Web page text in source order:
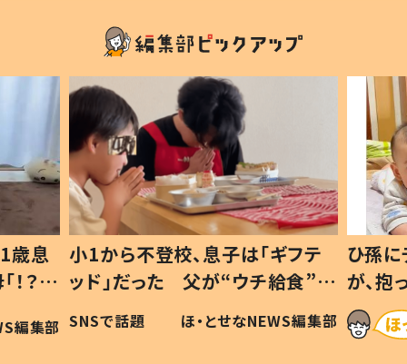
歳息
？」
編集部
小1から不登校、息子は「ギフテ
ッド」だった 父が“ウチ給食”を
作り続ける理由とは #令和の親
#令和の子
SNSで話題 ほ・とせなNEWS編集部
ひ孫
が、
「涙が
い」